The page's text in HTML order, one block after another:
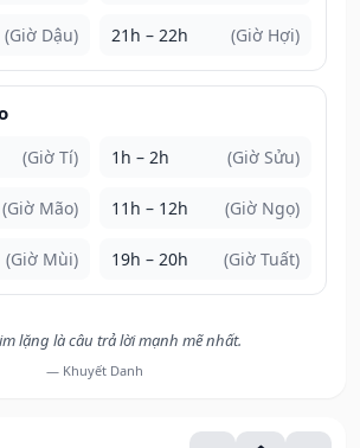
(Giờ Dậu) 21h – 22h (Giờ Hợi)
(Giờ Tí) 1h – 2h (Giờ Sửu)
(Giờ Mão) 11h – 12h (Giờ Ngọ)
(Giờ Mùi) 19h – 20h (Giờ Tuất)
lặng là câu trả lời mạnh mẽ nhất.
— Khuyết Danh